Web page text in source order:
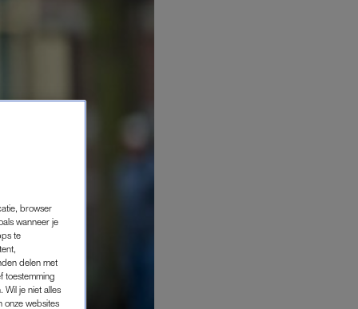
browser
wanneer je
te
delen met
toestemming
Wil je niet alles
onze websites